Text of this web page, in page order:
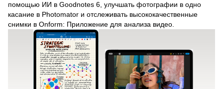
помощью ИИ в Goodnotes 6, улучшать фотографии в одно
касание в Photomator и отслеживать высококачественные
снимки в Onform: Приложение для анализа видео.